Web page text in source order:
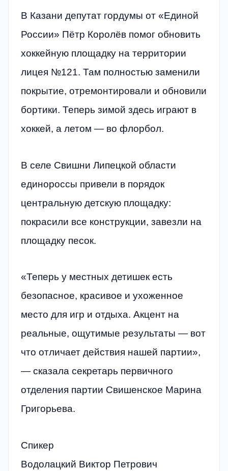
В Казани депутат гордумы от «Единой
России» Пётр Королёв помог обновить
хоккейную площадку на территории
лицея №121. Там полностью заменили
покрытие, отремонтировали и обновили
бортики. Теперь зимой здесь играют в
хоккей, а летом — во флорбол.
В селе Свишни Липецкой области
единороссы привели в порядок
центральную детскую площадку:
покрасили все конструкции, завезли на
площадку песок.
«Теперь у местных детишек есть
безопасное, красивое и ухоженное
место для игр и отдыха. Акцент на
реальные, ощутимые результаты — вот
что отличает действия нашей партии»,
— сказала секретарь первичного
отделения партии Свишенское Марина
Григорьева.
Спикер
Водолацкий Виктор Петрович